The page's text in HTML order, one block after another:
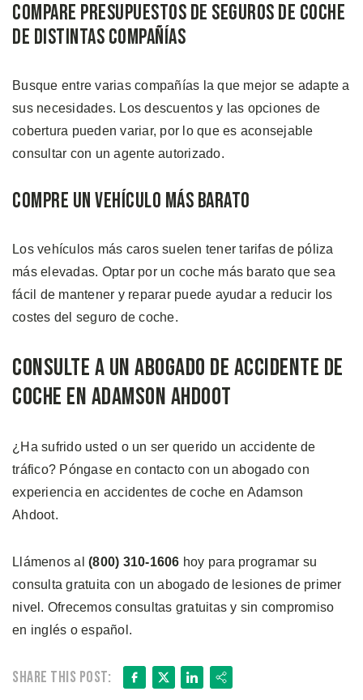
Compare Presupuestos de Seguros de Coche
de Distintas Compañías
Busque entre varias compañías la que mejor se adapte a
sus necesidades. Los descuentos y las opciones de
cobertura pueden variar, por lo que es aconsejable
consultar con un agente autorizado.
Compre un Vehículo más Barato
Los vehículos más caros suelen tener tarifas de póliza
más elevadas. Optar por un coche más barato que sea
fácil de mantener y reparar puede ayudar a reducir los
costes del seguro de coche.
Consulte a un Abogado de Accidente de
Coche en Adamson Ahdoot
¿Ha sufrido usted o un ser querido un accidente de
tráfico? Póngase en contacto con un abogado con
experiencia en accidentes de coche en Adamson
Ahdoot.
Llámenos al (800) 310-1606 hoy para programar su
consulta gratuita con un abogado de lesiones de primer
nivel. Ofrecemos consultas gratuitas y sin compromiso
en inglés o español.
Share this post: Facebook
X LinkedIn
Share